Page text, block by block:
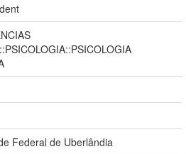
Federal de Uberlândia